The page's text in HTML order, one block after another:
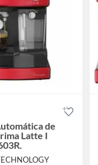
de
Latte I